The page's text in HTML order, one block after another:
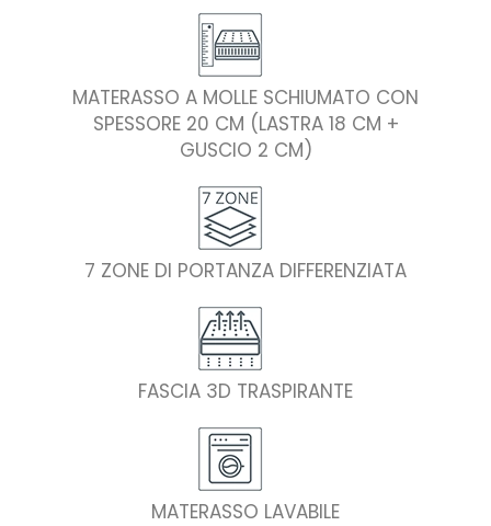
MATERASSO A MOLLE SCHIUMATO CON
SPESSORE 20 CM (LASTRA 18 CM +
GUSCIO 2 CM)
7 ZONE DI PORTANZA DIFFERENZIATA
FASCIA 3D TRASPIRANTE
MATERASSO LAVABILE